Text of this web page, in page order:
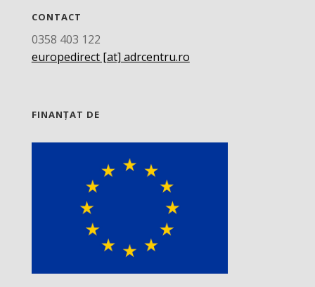
CONTACT
0358 403 122
europedirect [at] adrcentru.ro
FINANȚAT DE